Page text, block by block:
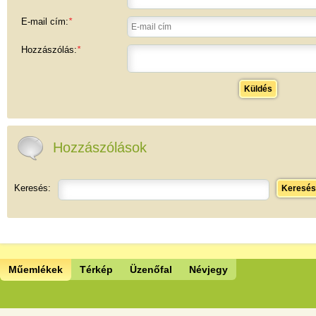
E-mail cím:*
Hozzászólás:*
Küldés
Hozzászólások
Keresés: Keresés
Műemlékek Térkép Üzenőfal Névjegy